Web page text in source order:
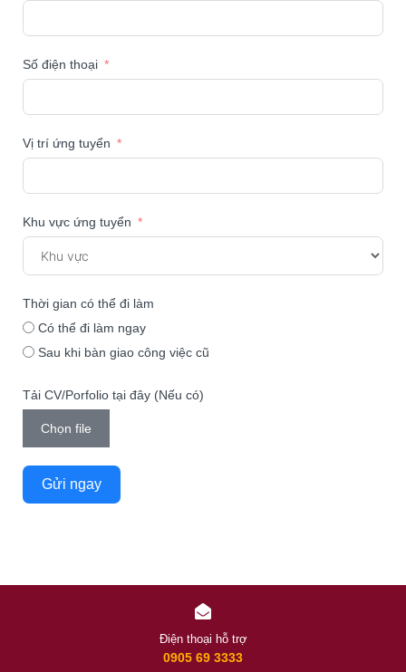
Số điện thoại
Vị trí ứng tuyển
Khu vực ứng tuyển
Thời gian có thể đi làm
Có thể đi làm ngay
Sau khi bàn giao công việc cũ
Tải CV/Porfolio tại đây (Nếu có)
Chọn file
Gửi ngay
Điện thoại hỗ trợ
0905 69 3333